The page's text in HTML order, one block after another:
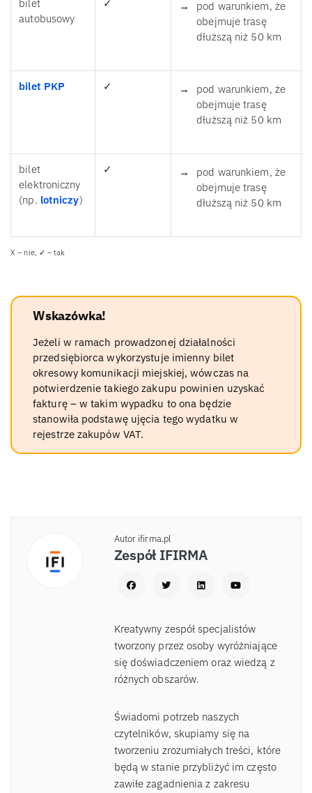
bilet
autobusowy
✓
pod warunkiem, że
obejmuje trasę
dłuższą niż 50 km
bilet PKP ✓
pod warunkiem, że
obejmuje trasę
dłuższą niż 50 km
bilet
elektroniczny
(np. lotniczy)
✓
pod warunkiem, że
obejmuje trasę
dłuższą niż 50 km
X – nie, ✓ – tak
Wskazówka!
Jeżeli w ramach prowadzonej działalności
przedsiębiorca wykorzystuje imienny bilet
okresowy komunikacji miejskiej, wówczas na
potwierdzenie takiego zakupu powinien uzyskać
fakturę – w takim wypadku to ona będzie
stanowiła podstawę ujęcia tego wydatku w
rejestrze zakupów VAT.
Autor ifirma.pl
Zespół IFIRMA
Kreatywny zespół specjalistów
tworzony przez osoby wyróżniające
się doświadczeniem oraz wiedzą z
różnych obszarów.
Świadomi potrzeb naszych
czytelników, skupiamy się na
tworzeniu zrozumiałych treści, które
będą w stanie przybliżyć im często
zawiłe zagadnienia z zakresu